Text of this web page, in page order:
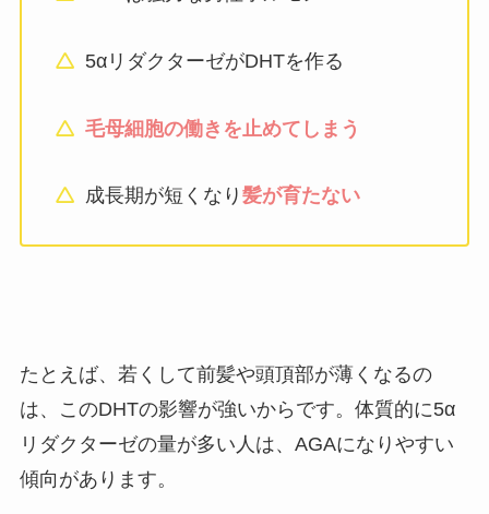
5αリダクターゼがDHTを作る
毛母細胞の働きを止めてしまう
成長期が短くなり髪が育たない
たとえば、若くして前髪や頭頂部が薄くなるの
は、このDHTの影響が強いからです。体質的に5α
リダクターゼの量が多い人は、AGAになりやすい
傾向があります。